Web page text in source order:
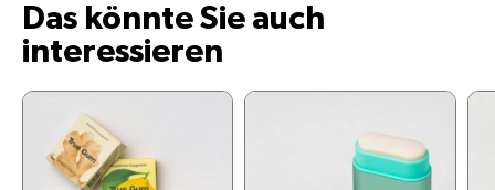
Das könnte Sie auch
interessieren